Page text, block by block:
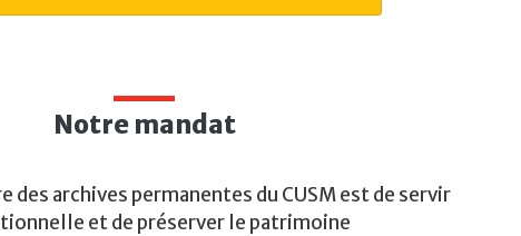
Notre mandat
des archives permanentes du CUSM est de servir
et de préserver le patrimoine